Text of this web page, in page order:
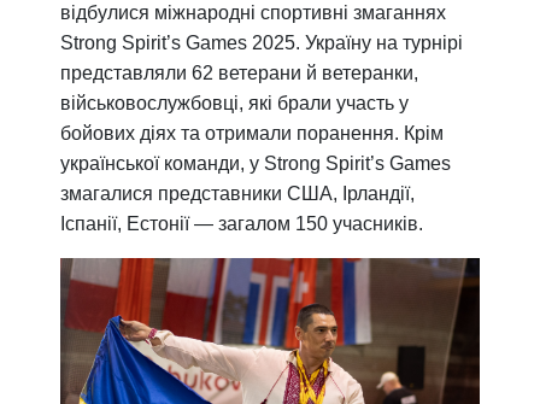
відбулися міжнародні спортивні змаганнях
Strong Spirit’s Games 2025. Україну на турнірі
представляли 62 ветерани й ветеранки,
військовослужбовці, які брали участь у
бойових діях та отримали поранення. Крім
української команди, у Strong Spirit’s Games
змагалися представники США, Ірландії,
Іспанії, Естонії — загалом 150 учасників.